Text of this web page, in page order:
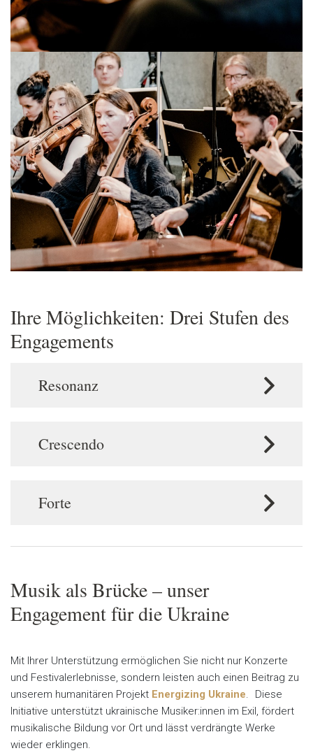
Ihre Möglichkeiten: Drei Stufen des
Engagements
Resonanz
Crescendo
Forte
Musik als Brücke – unser
Engagement für die Ukraine
Mit Ihrer Unterstützung ermöglichen Sie nicht nur Konzerte
und Festivalerlebnisse, sondern leisten auch einen Beitrag zu
unserem humanitären Projekt Energizing Ukraine. Diese
Initiative unterstützt ukrainische Musiker:innen im Exil, fördert
musikalische Bildung vor Ort und lässt verdrängte Werke
wieder erklingen.